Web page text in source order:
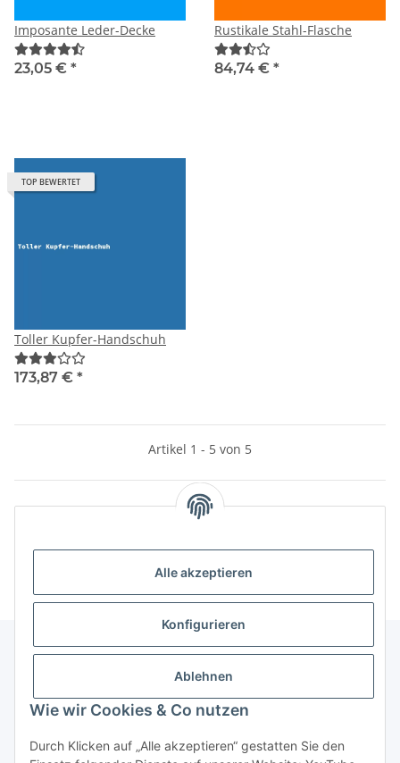
Alle akzeptieren
Konfigurieren
Ablehnen
Wie wir Cookies & Co nutzen
Durch Klicken auf „Alle akzeptieren“ gestatten Sie den
Imposante Leder-Decke
23,05 € *
Rustikale Stahl-Flasche
84,74 € *
TOP BEWERTET
Toller Kupfer-Handschuh
173,87 € *
Artikel 1 - 5 von 5